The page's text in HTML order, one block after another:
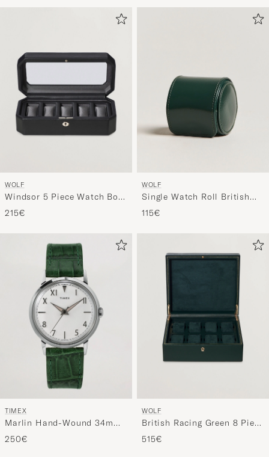
en
ervaar
een
voor
selectie.
WOLF
Windsor 5 Piece Watch Box
Black/Grey
215€
WOLF
Single Watch Roll British
Racing Green
115€
TIMEX
Marlin Hand-Wound 34mm
White Dial
250€
WOLF
British Racing Green 8 Piece
Watch Box
515€